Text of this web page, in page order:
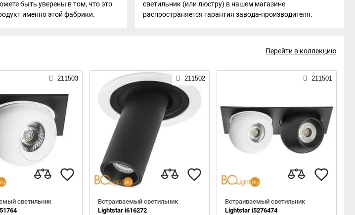
быть уверены в том, что это
именно этой фабрики.
светильник (или люстру) в нашем магазине
распространяется гарантия завода-производителя.
Перейти в коллекцию
211503
светильник
211502
Встраиваемый светильник
Lightstar i616272
211501
Встраиваемый светильник
Lightstar i5276474